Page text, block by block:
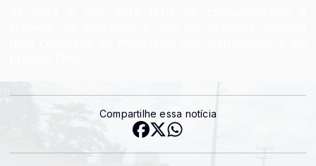
Compartilhe essa notícia